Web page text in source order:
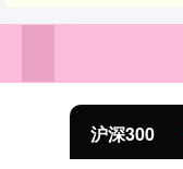
沪深300